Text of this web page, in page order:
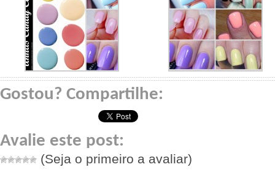
Gostou? Compartilhe:
Avalie este post:
(Seja o primeiro a avaliar)